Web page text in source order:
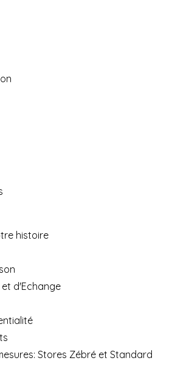
histoire
d'Echange
Stores Zébré et Standard